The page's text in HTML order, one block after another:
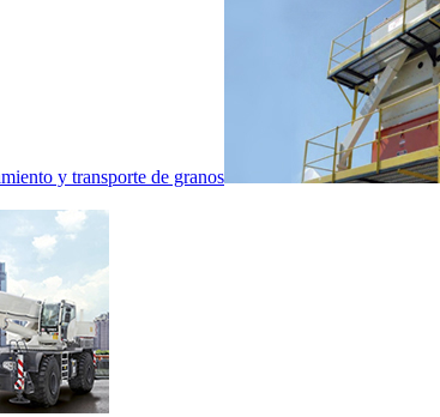
y transporte de granos